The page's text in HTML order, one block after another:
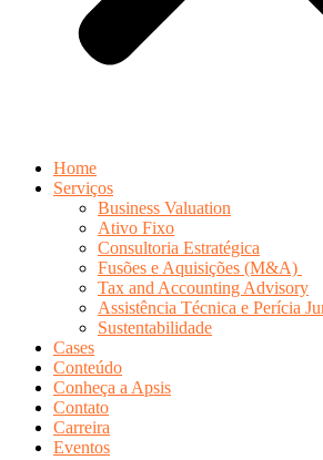
Home
Serviços
Business Valuation
Ativo Fixo
Consultoria Estratégica
Fusões e Aquisições (M&A)
Tax and Accounting Advisory
Assistência Técnica e Perícia
Sustentabilidade
Cases
Conteúdo
Conheça a Apsis
Contato
Carreira
Eventos